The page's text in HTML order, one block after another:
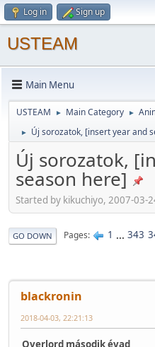
Log in Sign up
USTEAM
Main Menu
USTEAM ► Main Category ►
► Új sorozatok, [insert year and
Új sorozatok,
season here]
Started by kikuchiyo, 2007-03-
GO DOWN Pages 1 ... 343
blackronin
2018-04-03, 22:21:13
Overlord második évad